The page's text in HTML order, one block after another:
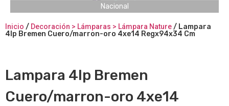
Nacional
Inicio / Decoración > Lámparas > Lámpara Nature/ Lampara
4lp Bremen Cuero/marron-oro 4xe14 Regx94x34 Cm
Lampara 4lp Bremen
Cuero/marron-oro 4xe14